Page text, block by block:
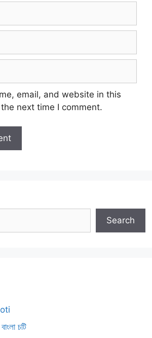
email, and website in this
next time I comment.
Search
চটি